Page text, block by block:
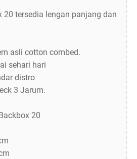
20 tersedia lengan panjang dan
asli cotton combed.
sehari hari
distro
3 Jarum.
20